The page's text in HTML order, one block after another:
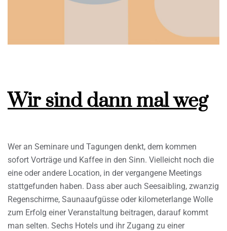
Wir sind dann mal weg
Wer an Seminare und Tagungen denkt, dem kommen
sofort Vorträge und Kaffee in den Sinn. Vielleicht noch die
eine oder andere Location, in der vergangene Meetings
stattgefunden haben. Dass aber auch Seesaibling, zwanzig
Regenschirme, Saunaaufgüsse oder kilometerlange Wolle
zum Erfolg einer Veranstaltung beitragen, darauf kommt
man selten. Sechs Hotels und ihr Zugang zu einer